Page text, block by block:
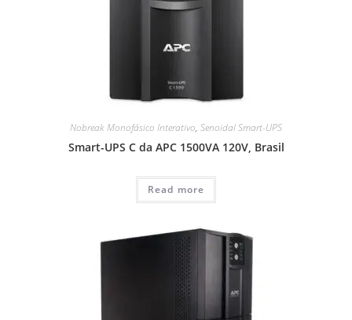
Nobreak Monofásico Interativo, Senoidal Smart-UPS
Smart-UPS C da APC 1500VA 120V, Brasil
Read more